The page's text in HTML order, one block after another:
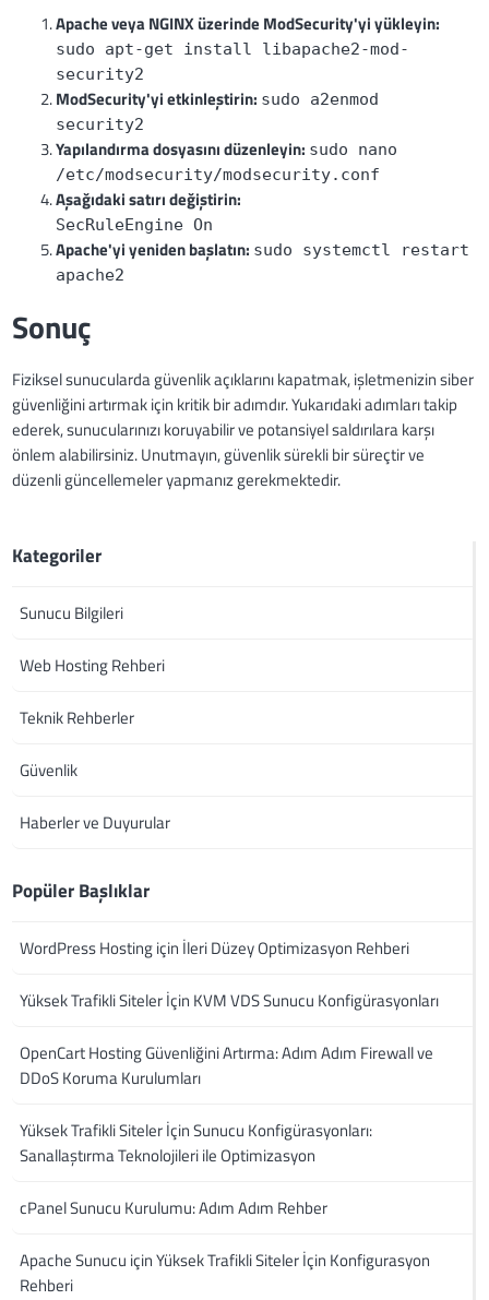
Apache veya NGINX üzerinde ModSecurity'yi yükleyin:
sudo apt-get install libapache2-mod-
security2
ModSecurity'yi etkinleştirin: sudo a2enmod
security2
Yapılandırma dosyasını düzenleyin: sudo nano
/etc/modsecurity/modsecurity.conf
Aşağıdaki satırı değiştirin:
SecRuleEngine On
Apache'yi yeniden başlatın: sudo systemctl restart
apache2
Sonuç
Fiziksel sunucularda güvenlik açıklarını kapatmak, işletmenizin siber
güvenliğini artırmak için kritik bir adımdır. Yukarıdaki adımları takip
ederek, sunucularınızı koruyabilir ve potansiyel saldırılara karşı
önlem alabilirsiniz. Unutmayın, güvenlik sürekli bir süreçtir ve
düzenli güncellemeler yapmanız gerekmektedir.
Kategoriler
Sunucu Bilgileri
Web Hosting Rehberi
Teknik Rehberler
Güvenlik
Haberler ve Duyurular
Popüler Başlıklar
WordPress Hosting için İleri Düzey Optimizasyon Rehberi
Yüksek Trafikli Siteler İçin KVM VDS Sunucu Konfigürasyonları
OpenCart Hosting Güvenliğini Artırma: Adım Adım Firewall ve
DDoS Koruma Kurulumları
Yüksek Trafikli Siteler İçin Sunucu Konfigürasyonları:
Sanallaştırma Teknolojileri ile Optimizasyon
cPanel Sunucu Kurulumu: Adım Adım Rehber
Apache Sunucu için Yüksek Trafikli Siteler İçin Konfigurasyon
Rehberi